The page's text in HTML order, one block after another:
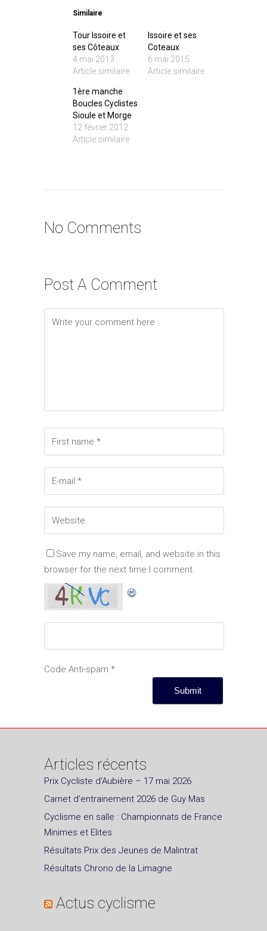
Similaire
Tour Issoire et
ses Côteaux
4 mai 2013
Article similaire
Issoire et ses
Coteaux
6 mai 2015
Article similaire
1ère manche
Boucles Cyclistes
Sioule et Morge
12 février 2012
Article similaire
No Comments
Post A Comment
Save my name, email, and website in this
browser for the next time I comment.
Code Anti-spam *
Articles récents
Prix Cycliste d’Aubière – 17 mai 2026
Carnet d’entrainement 2026 de Guy Mas
Cyclisme en salle : Championnats de France
Minimes et Elites
Résultats Prix des Jeunes de Malintrat
Résultats Chrono de la Limagne
Actus cyclisme